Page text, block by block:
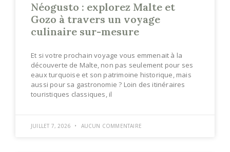
Néogusto : explorez Malte et
Gozo à travers un voyage
culinaire sur-mesure
Et si votre prochain voyage vous emmenait à la
découverte de Malte, non pas seulement pour ses
eaux turquoise et son patrimoine historique, mais
aussi pour sa gastronomie ? Loin des itinéraires
touristiques classiques, il
JUILLET 7, 2026 AUCUN COMMENTAIRE